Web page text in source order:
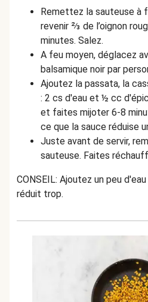
Remettez la sauteuse à
revenir ⅔ de l’oignon
minutes. Salez.
A feu moyen, déglacez
balsamique noir par
Ajoutez la passata, la
: 2 cs d'eau et ½ cc
et faites mijoter 6-8
ce que la sauce réduise
Juste avant de servir,
sauteuse. Faites
CONSEIL: Ajoutez un peu
réduit trop.